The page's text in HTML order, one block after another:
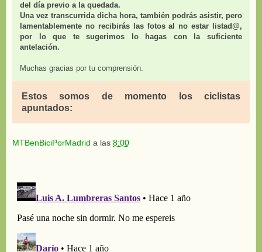
del día previo a la quedada.
Una vez transcurrida dicha hora, también podrás asistir, pero
lamentablemente no recibirás las fotos al no estar listad@,
por lo que te sugerimos lo hagas con la suficiente
antelación.
Muchas gracias por tu comprensión.
Estos somos de momento los ciclistas
apuntados:
MTBenBiciPorMadrid a las 8:00